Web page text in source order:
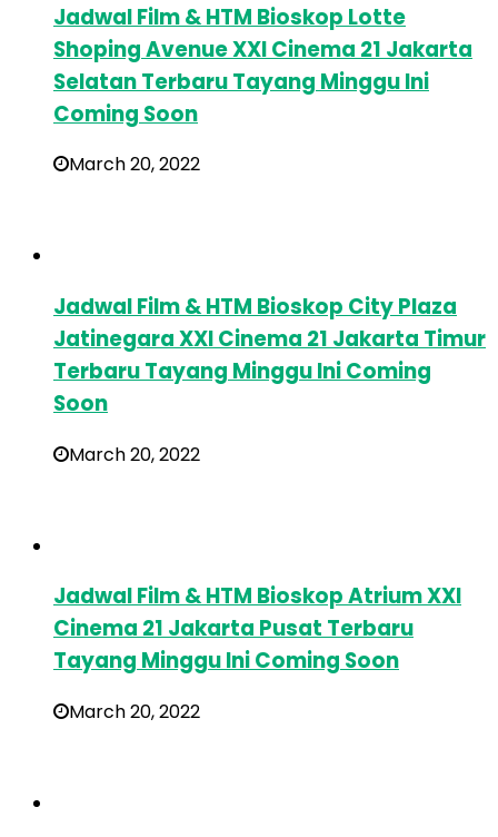
Jadwal Film & HTM Bioskop Lotte
Shoping Avenue XXI Cinema 21 Jakarta
Selatan Terbaru Tayang Minggu Ini
Coming Soon
March 20, 2022
Jadwal Film & HTM Bioskop City Plaza
Jatinegara XXI Cinema 21 Jakarta Timur
Terbaru Tayang Minggu Ini Coming
Soon
March 20, 2022
Jadwal Film & HTM Bioskop Atrium XXI
Cinema 21 Jakarta Pusat Terbaru
Tayang Minggu Ini Coming Soon
March 20, 2022